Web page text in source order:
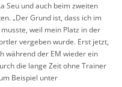
Seu und auch beim zweiten
„Der Grund ist, dass ich im
weil mein Platz in der
vergeben wurde. Erst jetzt,
während der EM wieder ein
die lange Zeit ohne Trainer
Beispiel unter